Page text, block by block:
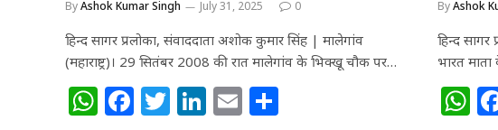
ByAshok Kumar Singh July 31, 2025 0
हिन्द सागर प्रलोका, संवाददाता अशोक कुमार सिंह | मालेगांव
(महाराष्ट्र)। 29 सितंबर 2008 की रात मालेगांव के भिक्खू चौक पर…
W F T Li E
ByAshok
हिन्द
भारत
W